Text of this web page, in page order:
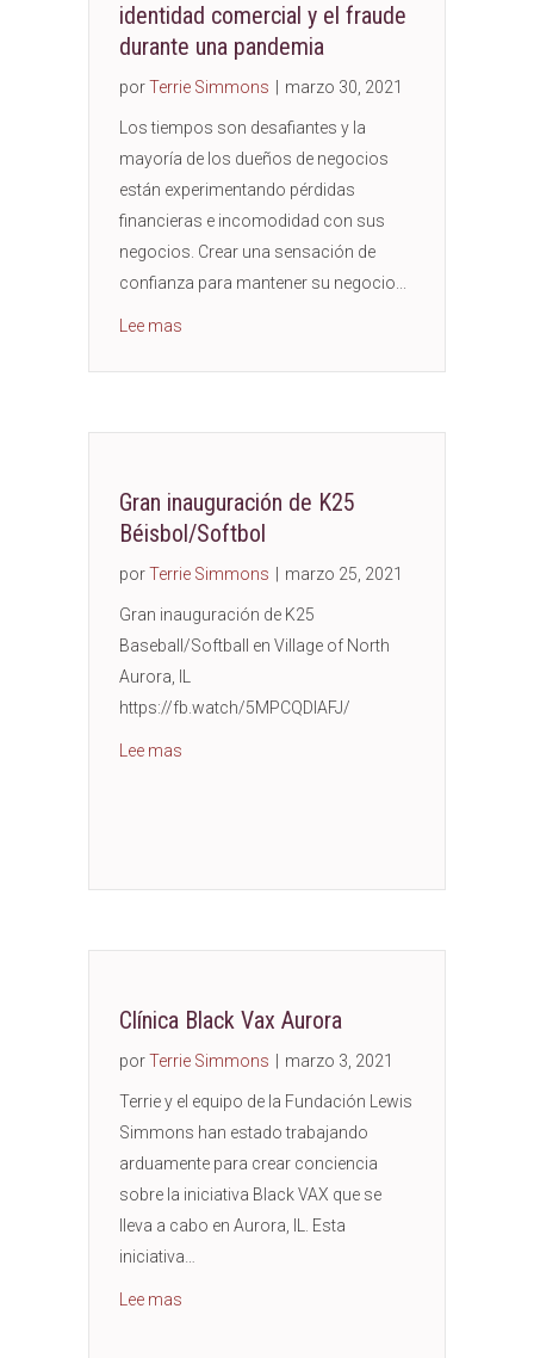
identidad comercial y el fraude
durante una pandemia
porTerrie Simmons marzo 30, 2021
Los tiempos son desafiantes y la
mayoría de los dueños de negocios
están experimentando pérdidas
financieras e incomodidad con sus
negocios. Crear una sensación de
confianza para mantener su negocio...
Lee mas
Gran inauguración de K25
Béisbol/Softbol
porTerrie Simmons marzo 25, 2021
Gran inauguración de K25
Baseball/Softball en Village of North
Aurora, IL
https://fb.watch/5MPCQDIAFJ/
Lee mas
Clínica Black Vax Aurora
porTerrie Simmons marzo 3, 2021
Terrie y el equipo de la Fundación Lewis
Simmons han estado trabajando
arduamente para crear conciencia
sobre la iniciativa Black VAX que se
lleva a cabo en Aurora, IL. Esta
iniciativa…
Lee mas